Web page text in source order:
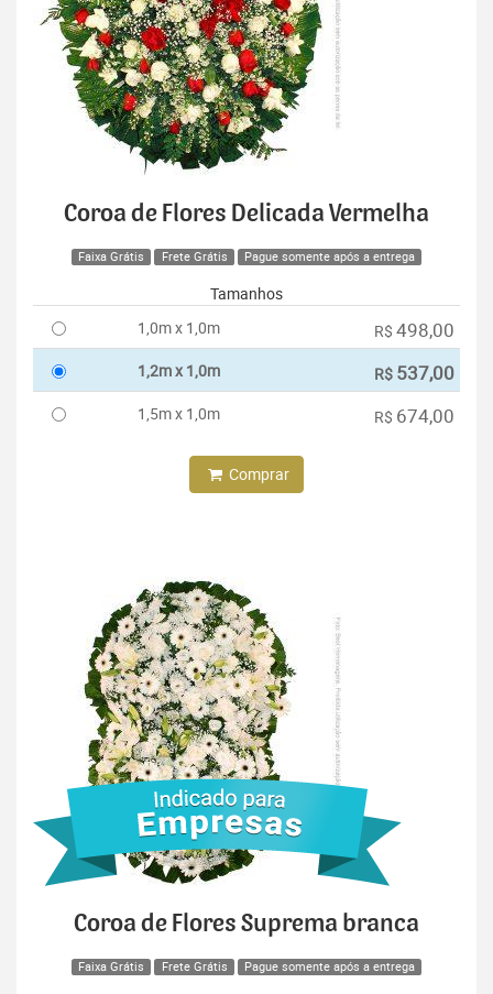
Coroa de Flores Delicada Vermelha
Faixa Grátis Frete Grátis Pague somente após a entrega
Tamanhos
1,0m x 1,0m
R$ 498,00
1,2m x 1,0m R$ 537,00
1,5m x 1,0m R$ 674,00
Comprar
Coroa de Flores Suprema branca
Faixa Grátis Frete Grátis Pague somente após a entrega